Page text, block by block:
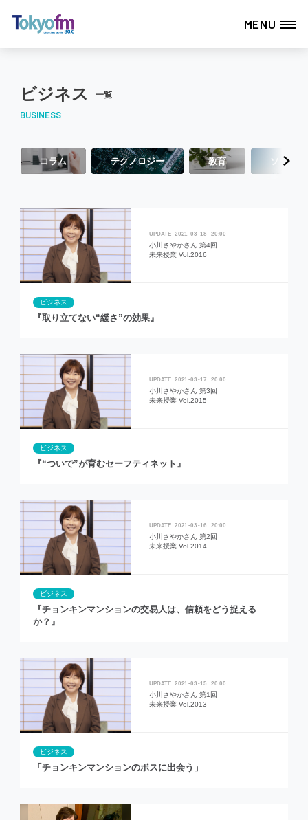
MENU
ビジネス 一覧
BUSINESS
コラム テクノロジー 教育 ソーシャ
2021 03 18 20:00
小川さやかさん 第4回
未来授業 Vol.2016
ビジネス
『取り立てない“緩さ”の効果』
2021 03 17 20:00
小川さやかさん 第3回
未来授業 Vol.2015
ビジネス
『“ついで”が育むセーフティネット』
2021 03 16 20:00
小川さやかさん 第2回
未来授業 Vol.2014
ビジネス
『チョンキンマンションの交易人は、信頼をどう捉える
か？』
2021 03 15 20:00
小川さやかさん 第1回
未来授業 Vol.2013
ビジネス
「チョンキンマンションのボスに出会う」